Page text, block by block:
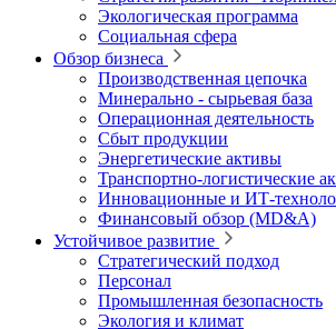
Экологическая программа
Социальная сфера
Обзор бизнеса
Производственная цепочка
Минерально ‑ сырьевая база
Операционная деятельность
Сбыт продукции
Энергетические активы
Транспортно-логистические
Инновационные и
Финансовый обзор (MD&A)
Устойчивое развитие
Стратегический подход
Персонал
Промышленная безопасность
Экология и климат